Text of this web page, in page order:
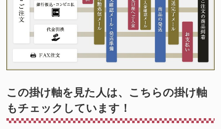
この掛け軸を見た人は、こちらの掛け軸
もチェックしています！